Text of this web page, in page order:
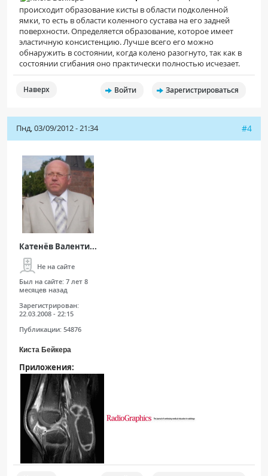
происходит образование кисты в области подколенной
ямки, то есть в области коленного сустава на его задней
поверхности. Определяется образование, которое имеет
эластичную консистенцию. Лучше всего его можно
обнаружить в состоянии, когда колено разогнуто, так как в
состоянии сгибания оно практически полностью исчезает.
Наверх Войти Зарегистрироваться
Пнд, 03/09/2012 - 21:34 #4
Катенёв Валенти...
Не на сайте
Был на сайте: 7 лет 8
месяцев назад
Зарегистрирован:
22.03.2008 - 22:15
Публикации: 54876
Киста Бейкера
Приложения: